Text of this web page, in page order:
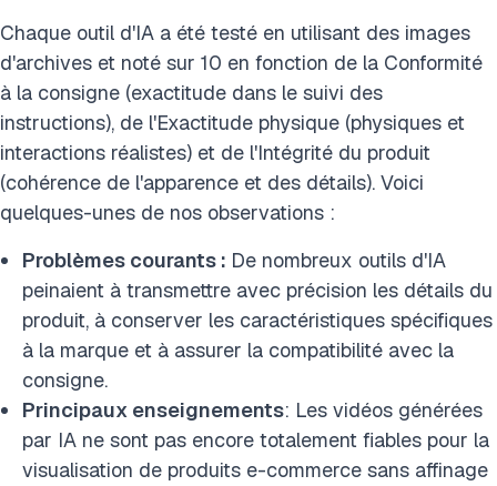
Chaque outil d'IA a été testé en utilisant des images
d'archives et noté sur 10 en fonction de la Conformité
à la consigne (exactitude dans le suivi des
instructions), de l'Exactitude physique (physiques et
interactions réalistes) et de l'Intégrité du produit
(cohérence de l'apparence et des détails). Voici
quelques-unes de nos observations :
Problèmes courants : De nombreux outils d'IA
peinaient à transmettre avec précision les détails du
produit, à conserver les caractéristiques spécifiques
à la marque et à assurer la compatibilité avec la
consigne.
Principaux enseignements: Les vidéos générées
par IA ne sont pas encore totalement fiables pour la
visualisation de produits e-commerce sans affinage
Citer cette recherche